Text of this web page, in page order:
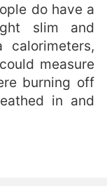
do have a
slim and
measure
burning off
in and
谢速度缓慢 他